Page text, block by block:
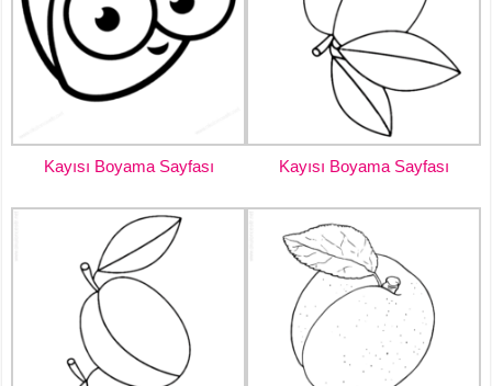
Kayısı Boyama Sayfası Kayısı Boyama Sayfası